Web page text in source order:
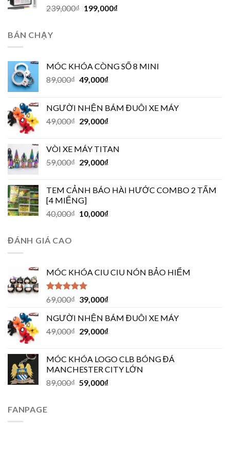
239,000₫ 199,000₫
BÁN CHẠY
MÓC KHÓA CÒNG SỐ 8 MINI
89,000₫ 49,000₫
NGƯỜI NHỆN BÁM ĐUÔI XE MÁY
49,000₫ 29,000₫
VÒI XE MÁY TITAN
59,000₫ 29,000₫
TEM CẢNH BÁO HÀI HƯỚC COMBO 2 TẤM
[4 MIẾNG]
40,000₫ 10,000₫
ĐÁNH GIÁ CAO
MÓC KHÓA CIU CIU NÓN BẢO HIỂM
Được xếp
hạng
5
sao
69,000₫ 39,000₫
NGƯỜI NHỆN BÁM ĐUÔI XE MÁY
49,000₫ 29,000₫
MÓC KHÓA LOGO CLB BÓNG ĐÁ
MANCHESTER CITY LỚN
89,000₫ 59,000₫
FANPAGE